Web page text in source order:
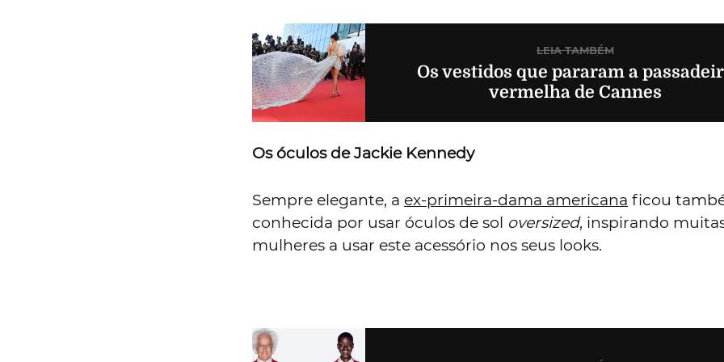
LEIA TAMBÉM
Os vestidos que pararam a
vermelha de Cannes
Os óculos de Jackie Kennedy
Sempre elegante, a ex-primeira-dama americana ficou
conhecida por usar óculos de sol oversized, inspirando
mulheres a usar este acessório nos seus looks.